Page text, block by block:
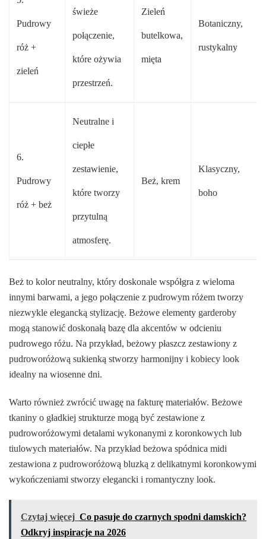
Pudrowy
róż +
zieleń
świeże
połączenie,
które ożywia
przestrzeń.
Zieleń
butelkowa,
mięta
Botaniczny,
rustykalny
6.
Pudrowy
róż + beż
Neutralne i
ciepłe
zestawienie,
które tworzy
przytulną
atmosferę.
Beż, krem
Klasyczny,
boho
Beż to kolor neutralny, który doskonale współgra z wieloma
innymi barwami, a jego połączenie z pudrowym różem tworzy
niezwykle elegancką stylizację. Beżowe elementy garderoby
mogą stanowić doskonałą bazę dla akcentów w odcieniu
pudrowego różu. Na przykład, beżowy płaszcz zestawiony z
pudroworóżową sukienką stworzy harmonijny i kobiecy look
idealny na wiosenne dni.
Warto również zwrócić uwagę na fakturę materiałów. Beżowe
tkaniny o gładkiej strukturze mogą być zestawione z
pudroworóżowymi detalami wykonanymi z koronkowych lub
tiulowych materiałów. Na przykład beżowa spódnica midi
zestawiona z pudroworóżową bluzką z delikatnymi koronkowymi
wykończeniami stworzy elegancki i romantyczny look.
Czytaj więcej Co pasuje do czarnych spodni damskich?
Odkryj inspiracje na 2026